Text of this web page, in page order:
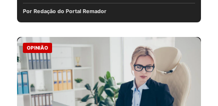
Por Redação do Portal Remador
OPINIÃO